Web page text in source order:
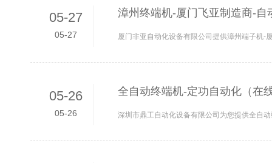
05-27
05-27
漳州终端机-厦门飞亚制造商-自
05-26
05-26
全自动终端机-定功自动化（在